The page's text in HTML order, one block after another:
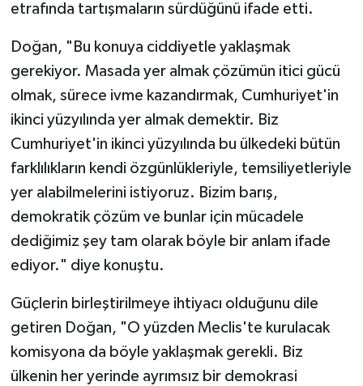
etrafında tartışmaların sürdüğünü ifade etti.
Doğan, "Bu konuya ciddiyetle yaklaşmak
gerekiyor. Masada yer almak çözümün itici gücü
olmak, sürece ivme kazandırmak, Cumhuriyet'in
ikinci yüzyılında yer almak demektir. Biz
Cumhuriyet'in ikinci yüzyılında bu ülkedeki bütün
farklılıkların kendi özgünlükleriyle, temsiliyetleriyle
yer alabilmelerini istiyoruz. Bizim barış,
demokratik çözüm ve bunlar için mücadele
dediğimiz şey tam olarak böyle bir anlam ifade
ediyor." diye konuştu.
Güçlerin birleştirilmeye ihtiyacı olduğunu dile
getiren Doğan, "O yüzden Meclis'te kurulacak
komisyona da böyle yaklaşmak gerekli. Biz
ülkenin her yerinde ayrımsız bir demokrasi